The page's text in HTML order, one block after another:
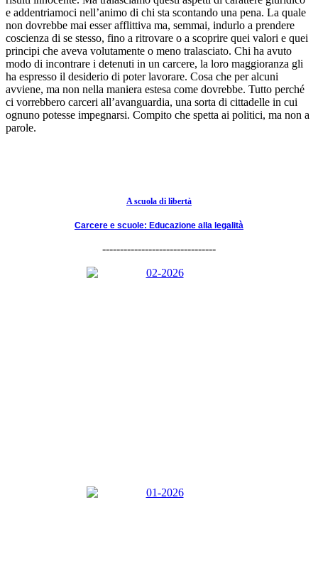
e addentriamoci nell’animo di chi sta scontando una pena. La quale
non dovrebbe mai esser afflittiva ma, semmai, indurlo a prendere
coscienza di se stesso, fino a ritrovare o a scoprire quei valori e quei
principi che aveva volutamente o meno tralasciato. Chi ha avuto
modo di incontrare i detenuti in un carcere, la loro maggioranza gli
ha espresso il desiderio di poter lavorare. Cosa che per alcuni
avviene, ma non nella maniera estesa come dovrebbe. Tutto perché
ci vorrebbero carceri all’avanguardia, una sorta di cittadelle in cui
ognuno potesse impegnarsi. Compito che spetta ai politici, ma non a
parole.
A scuola di libertà
Carcere e scuole: Educazione alla legalità
--------------------------------